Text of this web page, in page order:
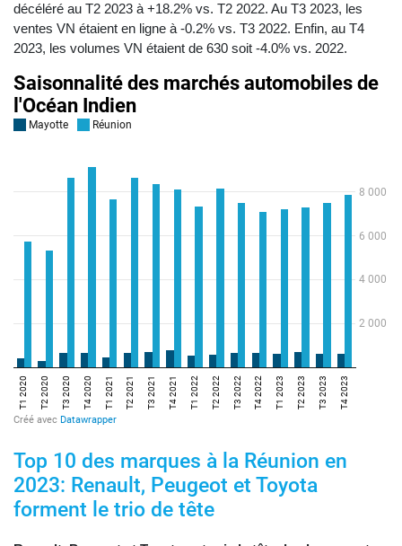
décéléré au T2 2023 à +18.2% vs. T2 2022. Au T3 2023, les
ventes VN étaient en ligne à -0.2% vs. T3 2022. Enfin, au T4
2023, les volumes VN étaient de 630 soit -4.0% vs. 2022.
Top 10 des marques à la Réunion en
2023: Renault, Peugeot et Toyota
forment le trio de tête